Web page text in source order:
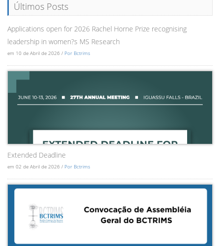
Últimos Posts
Applications open for 2026 Rachel Horne Prize recognising
leadership in women?s MS Research
em 10 de Abril de 2026 / Por Bctrims
Extended Deadline
em 02 de Abril de 2026 / Por Bctrims